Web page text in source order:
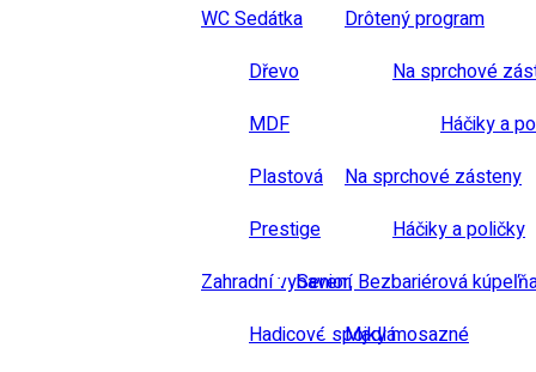
WC Sedátka
Dřevo
MDF
Plastová
Prestige
Zahradní vybavení
Hadicové spojky mosazné
Drôtený program
Na sprchové
Háčiky a
Na sprchové zásteny
Háčiky a poličky
Senior, Bezbariérová
Madlá